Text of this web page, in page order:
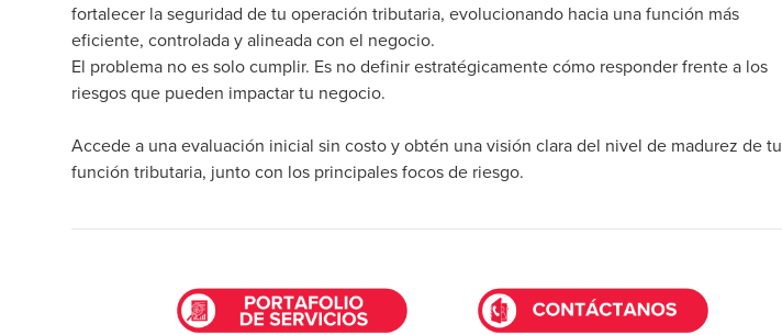
fortalecer la seguridad de tu operación tributaria, evolucionando hacia una función más
eficiente, controlada y alineada con el negocio.
El problema no es solo cumplir. Es no definir estratégicamente cómo responder frente a los
riesgos que pueden impactar tu negocio.
Accede a una evaluación inicial sin costo y obtén una visión clara del nivel de madurez de tu
función tributaria, junto con los principales focos de riesgo.